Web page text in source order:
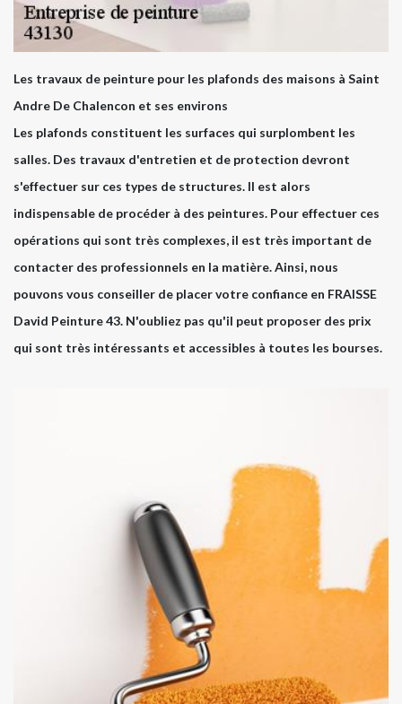
Les travaux de peinture pour les plafonds des maisons à Saint
Andre De Chalencon et ses environs
Les plafonds constituent les surfaces qui surplombent les
salles. Des travaux d'entretien et de protection devront
s'effectuer sur ces types de structures. Il est alors
indispensable de procéder à des peintures. Pour effectuer ces
opérations qui sont très complexes, il est très important de
contacter des professionnels en la matière. Ainsi, nous
pouvons vous conseiller de placer votre confiance en FRAISSE
David Peinture 43. N'oubliez pas qu'il peut proposer des prix
qui sont très intéressants et accessibles à toutes les bourses.